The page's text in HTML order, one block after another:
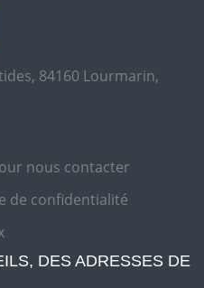
84160 Lourmarin,
nous contacter
de confidentialité
DES ADRESSES DE